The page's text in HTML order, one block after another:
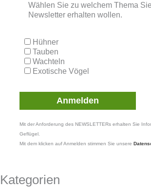
Wählen Sie zu welchem Thema Sie
Newsletter erhalten wollen.
Hühner
Tauben
Wachteln
Exotische Vögel
Mit der Anforderung des NEWSLETTERs erhalten Sie
Geflügel.
Mit dem klicken auf Anmelden stimmen Sie unsere
Kategorien